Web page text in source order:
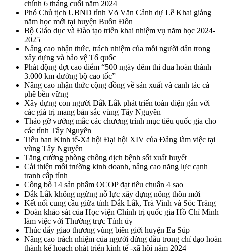
chính 6 tháng cuối năm 2024
Phó Chủ tịch UBND tỉnh Võ Văn Cảnh dự Lễ Khai giảng
năm học mới tại huyện Buôn Đôn
Bộ Giáo dục và Đào tạo triển khai nhiệm vụ năm học 2024-
2025
Nâng cao nhận thức, trách nhiệm của mỗi người dân trong
xây dựng và bảo vệ Tổ quốc
Phát động đợt cao điểm “500 ngày đêm thi đua hoàn thành
3.000 km đường bộ cao tốc”
Nâng cao nhận thức cộng đồng về sản xuất và canh tác cà
phê bền vững
Xây dựng con người Đắk Lắk phát triển toàn diện gắn với
các giá trị mang bản sắc vùng Tây Nguyên
Tháo gỡ vướng mắc các chương trình mục tiêu quốc gia cho
các tỉnh Tây Nguyên
Tiểu ban Kinh tế-Xã hội Đại hội XIV của Đảng làm việc tại
vùng Tây Nguyên
Tăng cường phòng chống dịch bệnh sốt xuất huyết
Cải thiện môi trường kinh doanh, nâng cao năng lực cạnh
tranh cấp tỉnh
Công bố 14 sản phẩm OCOP đạt tiêu chuẩn 4 sao
Đắk Lắk không ngừng nỗ lực xây dựng nông thôn mới
Kết nối cung cầu giữa tỉnh Đắk Lắk, Trà Vinh và Sóc Trăng
Đoàn khảo sát của Học viện Chính trị quốc gia Hồ Chí Minh
làm việc với Thường trực Tỉnh ủy
Thúc đẩy giao thương vùng biên giới huyện Ea Súp
Nâng cao trách nhiệm của người đứng đầu trong chỉ đạo hoàn
thành kế hoạch phát triển kinh tế -xã hội năm 2024